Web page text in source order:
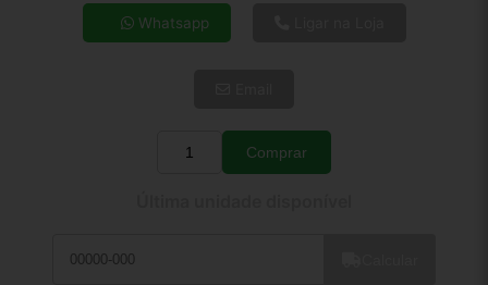
4x de R$ 40,19
5x de R$ 32,57
Whatsapp
Quantidade
Comprar